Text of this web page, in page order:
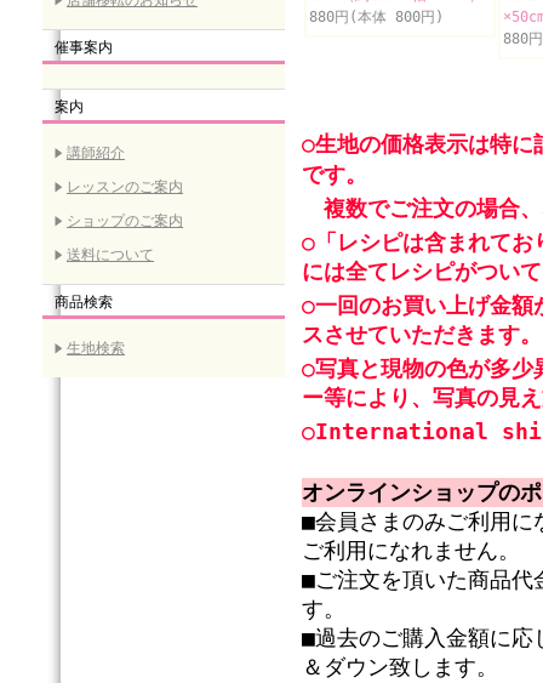
催事案内
案内
講師紹介
レッスンのご案内
ショップのご案内
送料について
商品検索
生地検索
880円(本体 800円)
880
○生地の価格表示は特に
です。
複数でご注文の場合
○「レシピは含まれてお
には全てレシピがつい
○一回のお買い上げ金
スさせていただきます。
○写真と現物の色が多少
ー等により、写真の見
○International
オンラインショップの
■会員さまのみご利用に
ご利用になれません。
■ご注文を頂いた商品代
す。
■過去のご購入金額に応
＆ダウン致します。